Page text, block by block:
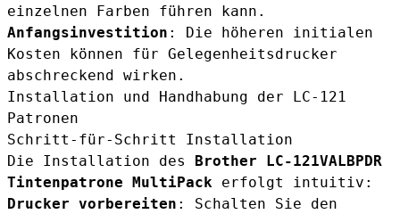
einzelnen Farben führen kann.
Anfangsinvestition : Die höheren initialen
Kosten können für Gelegenheitsdrucker
abschreckend wirken.
Installation und Handhabung der LC-121
Patronen
Schritt-für-Schritt Installation
Die Installation des
Brother LC-121VALBPDR
Tintenpatrone MultiPack erfolgt intuitiv:
Drucker vorbereiten : Schalten Sie den